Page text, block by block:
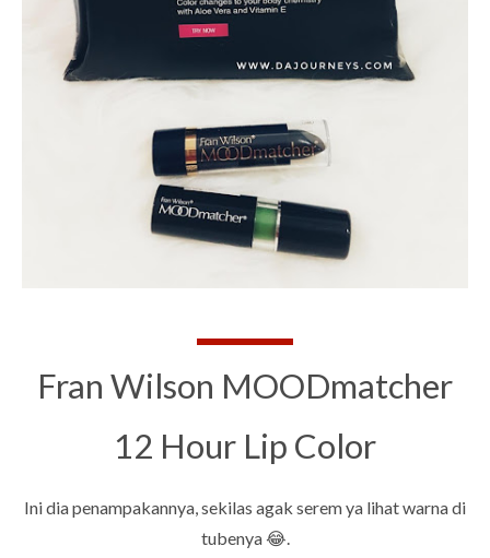
Fran Wilson MOODmatcher
12 Hour Lip Color
Ini dia penampakannya, sekilas agak serem ya lihat warna di
tubenya 😂.